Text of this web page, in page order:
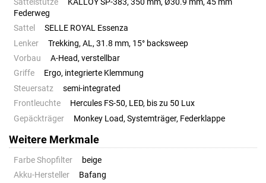
Sattelstütze
KALLOY SP-383, 350 mm, Ø30.9 mm, 45 mm
Federweg
Sattel
SELLE ROYAL Essenza
Lenker
Trekking, AL, 31.8 mm, 15° backsweep
Vorbau
A-Head, verstellbar
Griffe
Ergo, integrierte Klemmung
Steuersatz
semi-integrated
Frontleuchte
Hercules FS-50, LED, bis zu 50 Lux
Gepäckträger
Monkey Load, Systemträger, Federklappe
Weitere Merkmale
Farbe Shopfilter
beige
Akku-Hersteller
Bafang